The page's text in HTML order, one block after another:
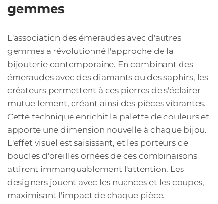
gemmes
L'association des émeraudes avec d'autres
gemmes a révolutionné l'approche de la
bijouterie contemporaine. En combinant des
émeraudes avec des diamants ou des saphirs, les
créateurs permettent à ces pierres de s'éclairer
mutuellement, créant ainsi des pièces vibrantes.
Cette technique enrichit la palette de couleurs et
apporte une dimension nouvelle à chaque bijou.
L'effet visuel est saisissant, et les porteurs de
boucles d'oreilles ornées de ces combinaisons
attirent immanquablement l'attention. Les
designers jouent avec les nuances et les coupes,
maximisant l'impact de chaque pièce.